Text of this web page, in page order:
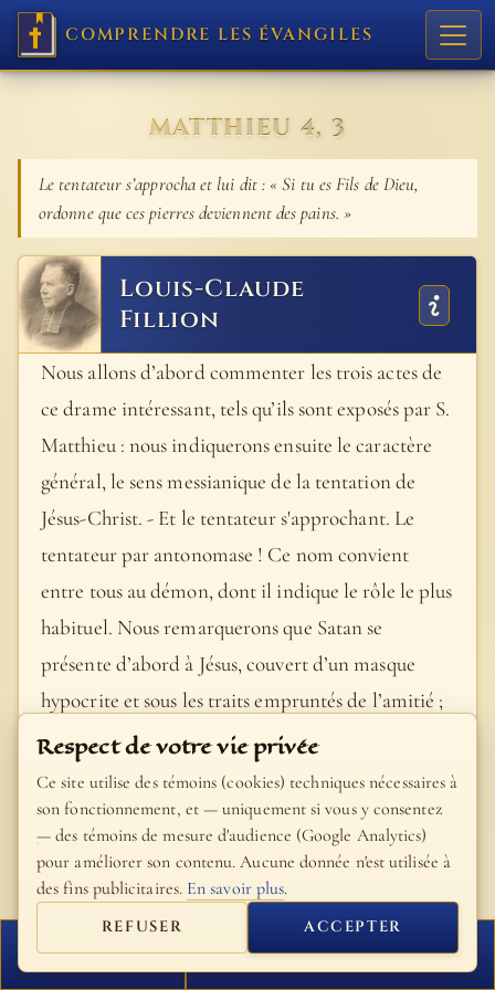
COMPRENDRE LES ÉVANGILES
MATTHIEU 4, 3
Le tentateur s’approcha et lui dit : « Si tu es Fils de Dieu,
ordonne que ces pierres deviennent des pains. »
Louis-Claude
Fillion
Nous allons d’abord commenter les trois actes de
ce drame intéressant, tels qu’ils sont exposés par S.
Matthieu : nous indiquerons ensuite le caractère
général, le sens messianique de la tentation de
Jésus-Christ. - Et le tentateur s'approchant. Le
tentateur par antonomase ! Ce nom convient
entre tous au démon, dont il indique le rôle le plus
habituel. Nous remarquerons que Satan se
présente d’abord à Jésus, couvert d’un masque
hypocrite et sous les traits empruntés de l’amitié ;
à la fin seulement, il se montrera sous son vrai
jour, comme l’ennemi déclaré de Dieu et du
Messie. - Voilà donc les deux antagonistes en face
l’un de l’autre et tout prêts à se mesurer : le
moment est par conséquent venu de nous
demander quels furent le mode et la nature de la
scène qui va suivre. A cette question qui a été de
FERMER PROCHAIN VERSET
Respect de votre vie privée
Ce site utilise des témoins (cookies) techniques nécessaires à
son fonctionnement, et — uniquement si vous y consentez
— des témoins de mesure d'audience (Google Analytics)
pour améliorer son contenu. Aucune donnée n'est utilisée à
des fins publicitaires. En savoir plus.
REFUSER ACCEPTER